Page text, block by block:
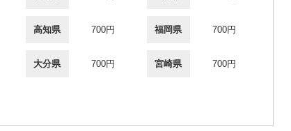
高知県 700円 福岡県 700円
大分県 700円 宮崎県 700円